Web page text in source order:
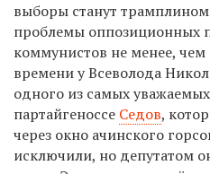
выборы станут
проблемы оппозиционных
коммунистов не менее,
времени у Всеволода
одного из самых
партайгеноссе Седов,
через окно ачинского
исключили, но депутатом